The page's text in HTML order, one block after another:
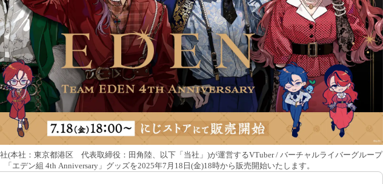
で
す
(本社：東京都港区 代表取締役：田角陸、以下「当社」)が運営するVTuber / バーチャルライバーグループ
「エデン組 4th Anniversary」グッズを2025年7月18日(金)18時から販売開始いたします。